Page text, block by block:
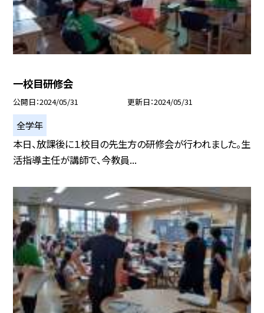
一校目研修会
公開日 2024/05/31 更新日 2024/05/31
全学年
本日、放課後に１校目の先生方の研修会が行われました。生
活指導主任が講師で、今教員...